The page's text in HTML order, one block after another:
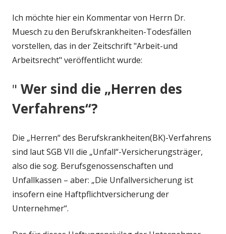
Ich möchte hier ein Kommentar von Herrn Dr.
Muesch zu den Berufskrankheiten-Todesfällen
vorstellen, das in der Zeitschrift "Arbeit-und
Arbeitsrecht" veröffentlicht wurde:
" Wer sind die „Herren des
Verfahrens“?
Die „Herren“ des Berufskrankheiten(BK)-Verfahrens
sind laut SGB VII die „Unfall“-Versicherungsträger,
also die sog. Berufsgenossenschaften und
Unfallkassen – aber: „Die Unfallversicherung ist
insofern eine Haftpflichtversicherung der
Unternehmer“.